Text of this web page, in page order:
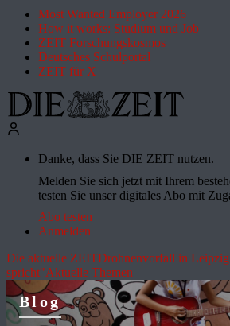
Most Wanted Employer 2026
How it works: Studium und Job
ZEIT Forschungskosmos
Deutsches Schulportal
ZEIT für X
Danke, dass Sie DIE ZEIT nutzen.
Melden Sie sich jetzt mit Ihrem
testen Sie unser digitales Abo mit
Abo testen
Anmelden
Die aktuelle ZEITDrohnenvorfall in Leipzig
spricht"Aktuelle Themen
Blog